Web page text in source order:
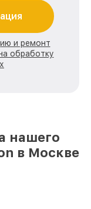
и ремонт
обработку
нашего
в Москве